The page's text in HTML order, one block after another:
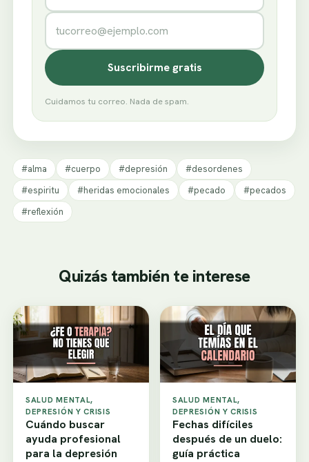
Correo electrónico
Suscribirme gratis
Cuidamos tu correo. Nada de spam.
#alma #cuerpo #depresión
#desordenes
#espiritu
#heridas emocionales #pecado
#pecados
#reflexión
Quizás también te interese
SALUD MENTAL,
DEPRESIÓN Y CRISIS
Cuándo buscar
ayuda profesional
para la depresión
SALUD MENTAL,
DEPRESIÓN Y CRISIS
Fechas difíciles
después de un duelo:
guía práctica